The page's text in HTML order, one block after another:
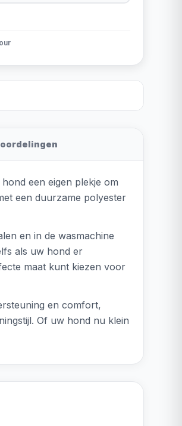
een eigen plekje om
een duurzame polyester
en in de wasmachine
als uw hond er
maat kunt kiezen voor
en comfort,
Of uw hond nu klein